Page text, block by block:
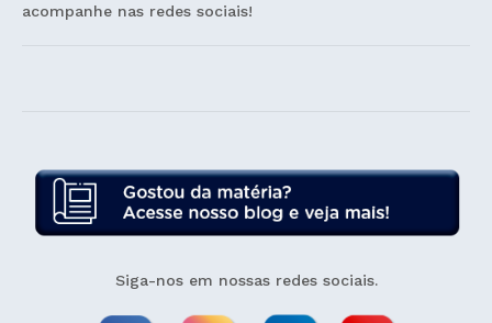
acompanhe nas redes sociais!
Siga-nos em nossas redes sociais.